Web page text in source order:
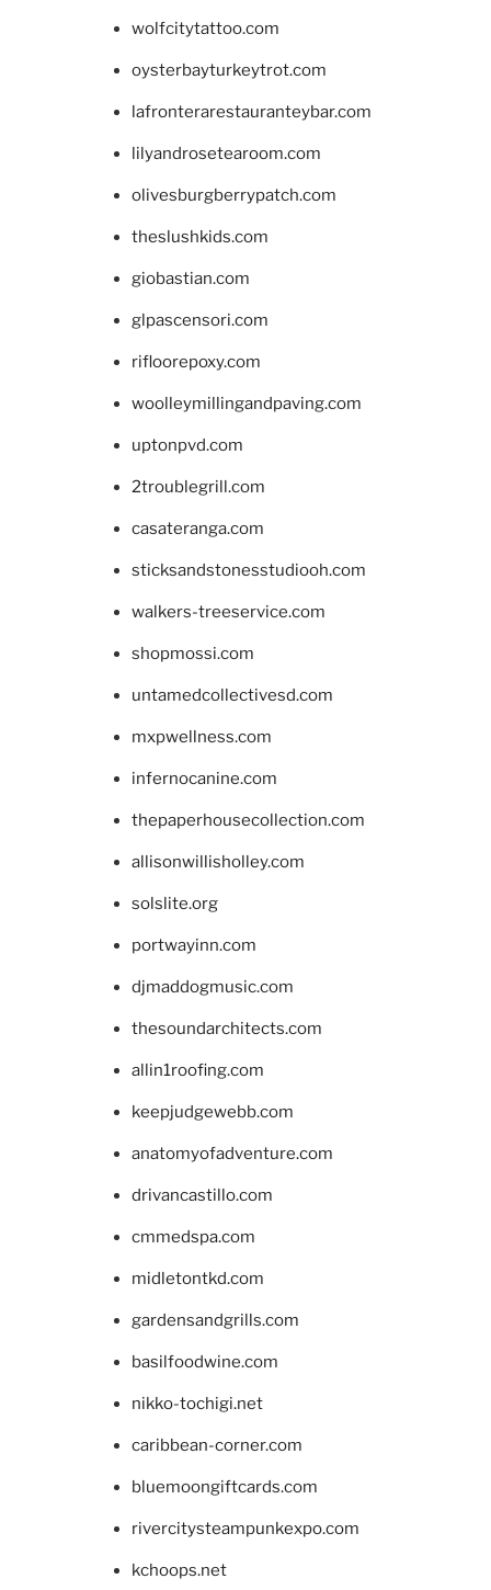
wolfcitytattoo.com
oysterbayturkeytrot.com
lafronterarestauranteybar.com
lilyandrosetearoom.com
olivesburgberrypatch.com
theslushkids.com
giobastian.com
glpascensori.com
rifloorepoxy.com
woolleymillingandpaving.com
uptonpvd.com
2troublegrill.com
casateranga.com
sticksandstonesstudiooh.com
walkers-treeservice.com
shopmossi.com
untamedcollectivesd.com
mxpwellness.com
infernocanine.com
thepaperhousecollection.com
allisonwillisholley.com
solslite.org
portwayinn.com
djmaddogmusic.com
thesoundarchitects.com
allin1roofing.com
keepjudgewebb.com
anatomyofadventure.com
drivancastillo.com
cmmedspa.com
midletontkd.com
gardensandgrills.com
basilfoodwine.com
nikko-tochigi.net
caribbean-corner.com
bluemoongiftcards.com
rivercitysteampunkexpo.com
kchoops.net